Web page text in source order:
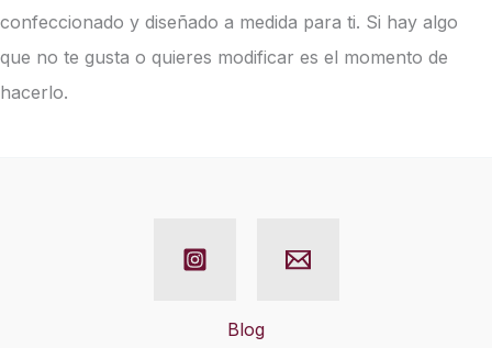
confeccionado y diseñado a medida para ti. Si hay algo
que no te gusta o quieres modificar es el momento de
hacerlo.
Blog